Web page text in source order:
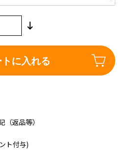
に入れる
返品等）
ト付与)